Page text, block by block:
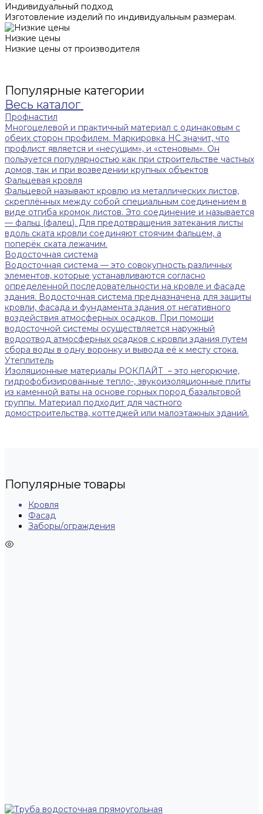
Индивидуальный подход
Изготовление изделий по индивидуальным размерам.
Низкие цены
Низкие цены от производителя
Популярные категории
Весь каталог
Профнастил
Многоцелевой и практичный материал с одинаковым с
обеих сторон профилем. Маркировка НС значит, что
профлист является и «несущим», и «стеновым». Он
пользуется популярностью как при строительстве частных
домов, так и при возведении крупных объектов
Фальцевая кровля
Фальцевой называют кровлю из металлических листов,
скреплённых между собой специальным соединением в
виде отгиба кромок листов. Это соединение и называется
— фальц (фалец). Для предотвращения затекания листы
вдоль ската кровли соединяют стоячим фальцем, а
поперёк ската лежачим.
Водосточная система
Водосточная система — это совокупность различных
элементов, которые устанавливаются согласно
определенной последовательности на кровле и фасаде
здания. Водосточная система предназначена для защиты
кровли, фасада и фундамента здания от негативного
воздействия атмосферных осадков. При помощи
водосточной системы осуществляется наружный
водоотвод атмосферных осадков с кровли здания путем
сбора воды в одну воронку и вывода её к месту стока.
Утеплитель
Изоляционные материалы РОКЛАЙТ – это негорючие,
гидрофобизированные тепло-, звукоизоляционные плиты
из каменной ваты на основе горных пород базальтовой
группы. Материал подходит для частного
домостроительства, коттеджей или малоэтажных зданий.
Популярные товары
Кровля
Фасад
Заборы/ограждения